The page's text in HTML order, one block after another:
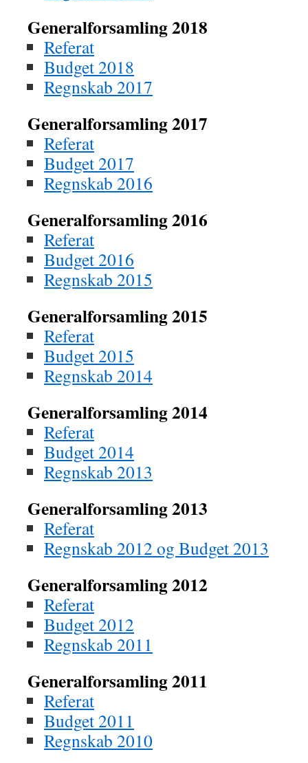
Generalforsamling 2018
Referat
Budget 2018
Regnskab 2017
Generalforsamling 2017
Referat
Budget 2017
Regnskab 2016
Generalforsamling 2016
Referat
Budget 2016
Regnskab 2015
Generalforsamling 2015
Referat
Budget 2015
Regnskab 2014
Generalforsamling 2014
Referat
Budget 2014
Regnskab 2013
Generalforsamling 2013
Referat
Regnskab 2012 og Budget 2013
Generalforsamling 2012
Referat
Budget 2012
Regnskab 2011
Generalforsamling 2011
Referat
Budget 2011
Regnskab 2010